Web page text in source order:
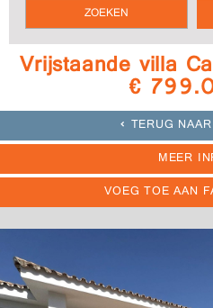
Vrijstaande villa
€
TERUG
MEER
VOEG TOE AAN